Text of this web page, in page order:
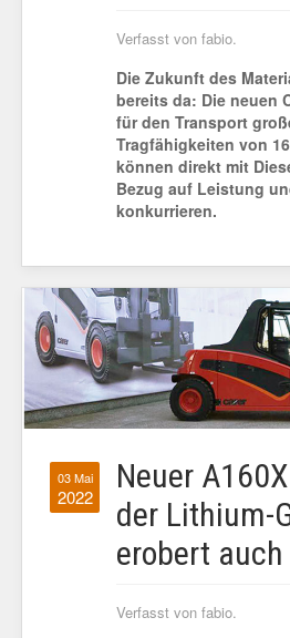
Verfasst von fabio.
Die Zukunft des
bereits da: Die neuen
für den Transport
Tragfähigkeiten von
können direkt mit
Bezug auf Leistung
konkurrieren.
03 Mai
2022
Neuer
der Lithium-
erobert
Verfasst von fabio.